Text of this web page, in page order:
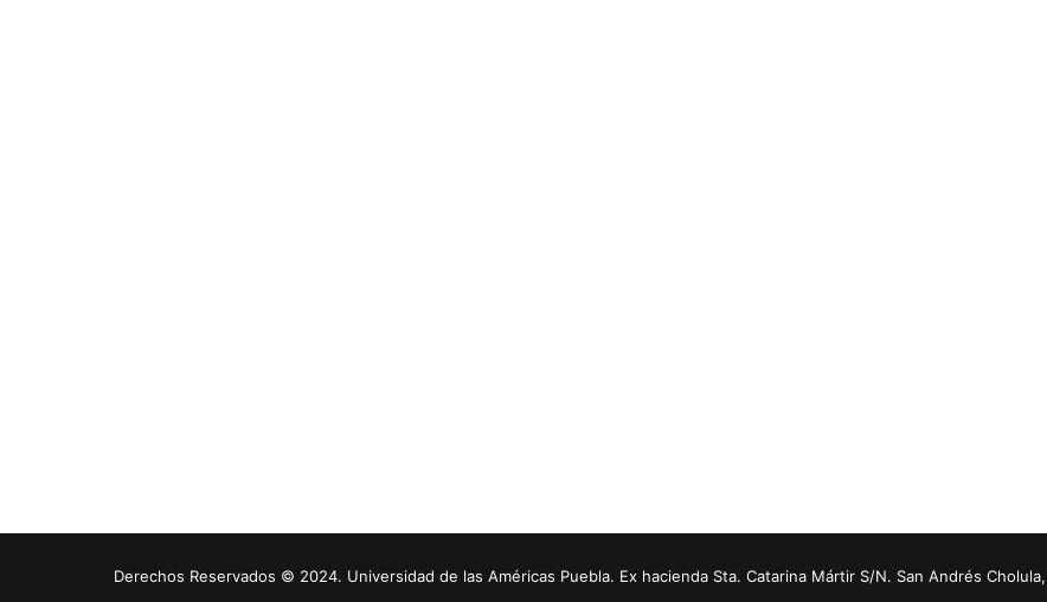
Derechos Reservados © 2024. Universidad de las Américas Puebla. Ex hacienda Sta. Catarina Mártir S/N. San Andrés